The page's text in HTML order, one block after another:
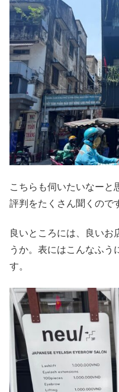
こちらも伺いたいなーと
評判をたくさん聞くので
良いところには、良いお
うか。表にはこんなふう
す。